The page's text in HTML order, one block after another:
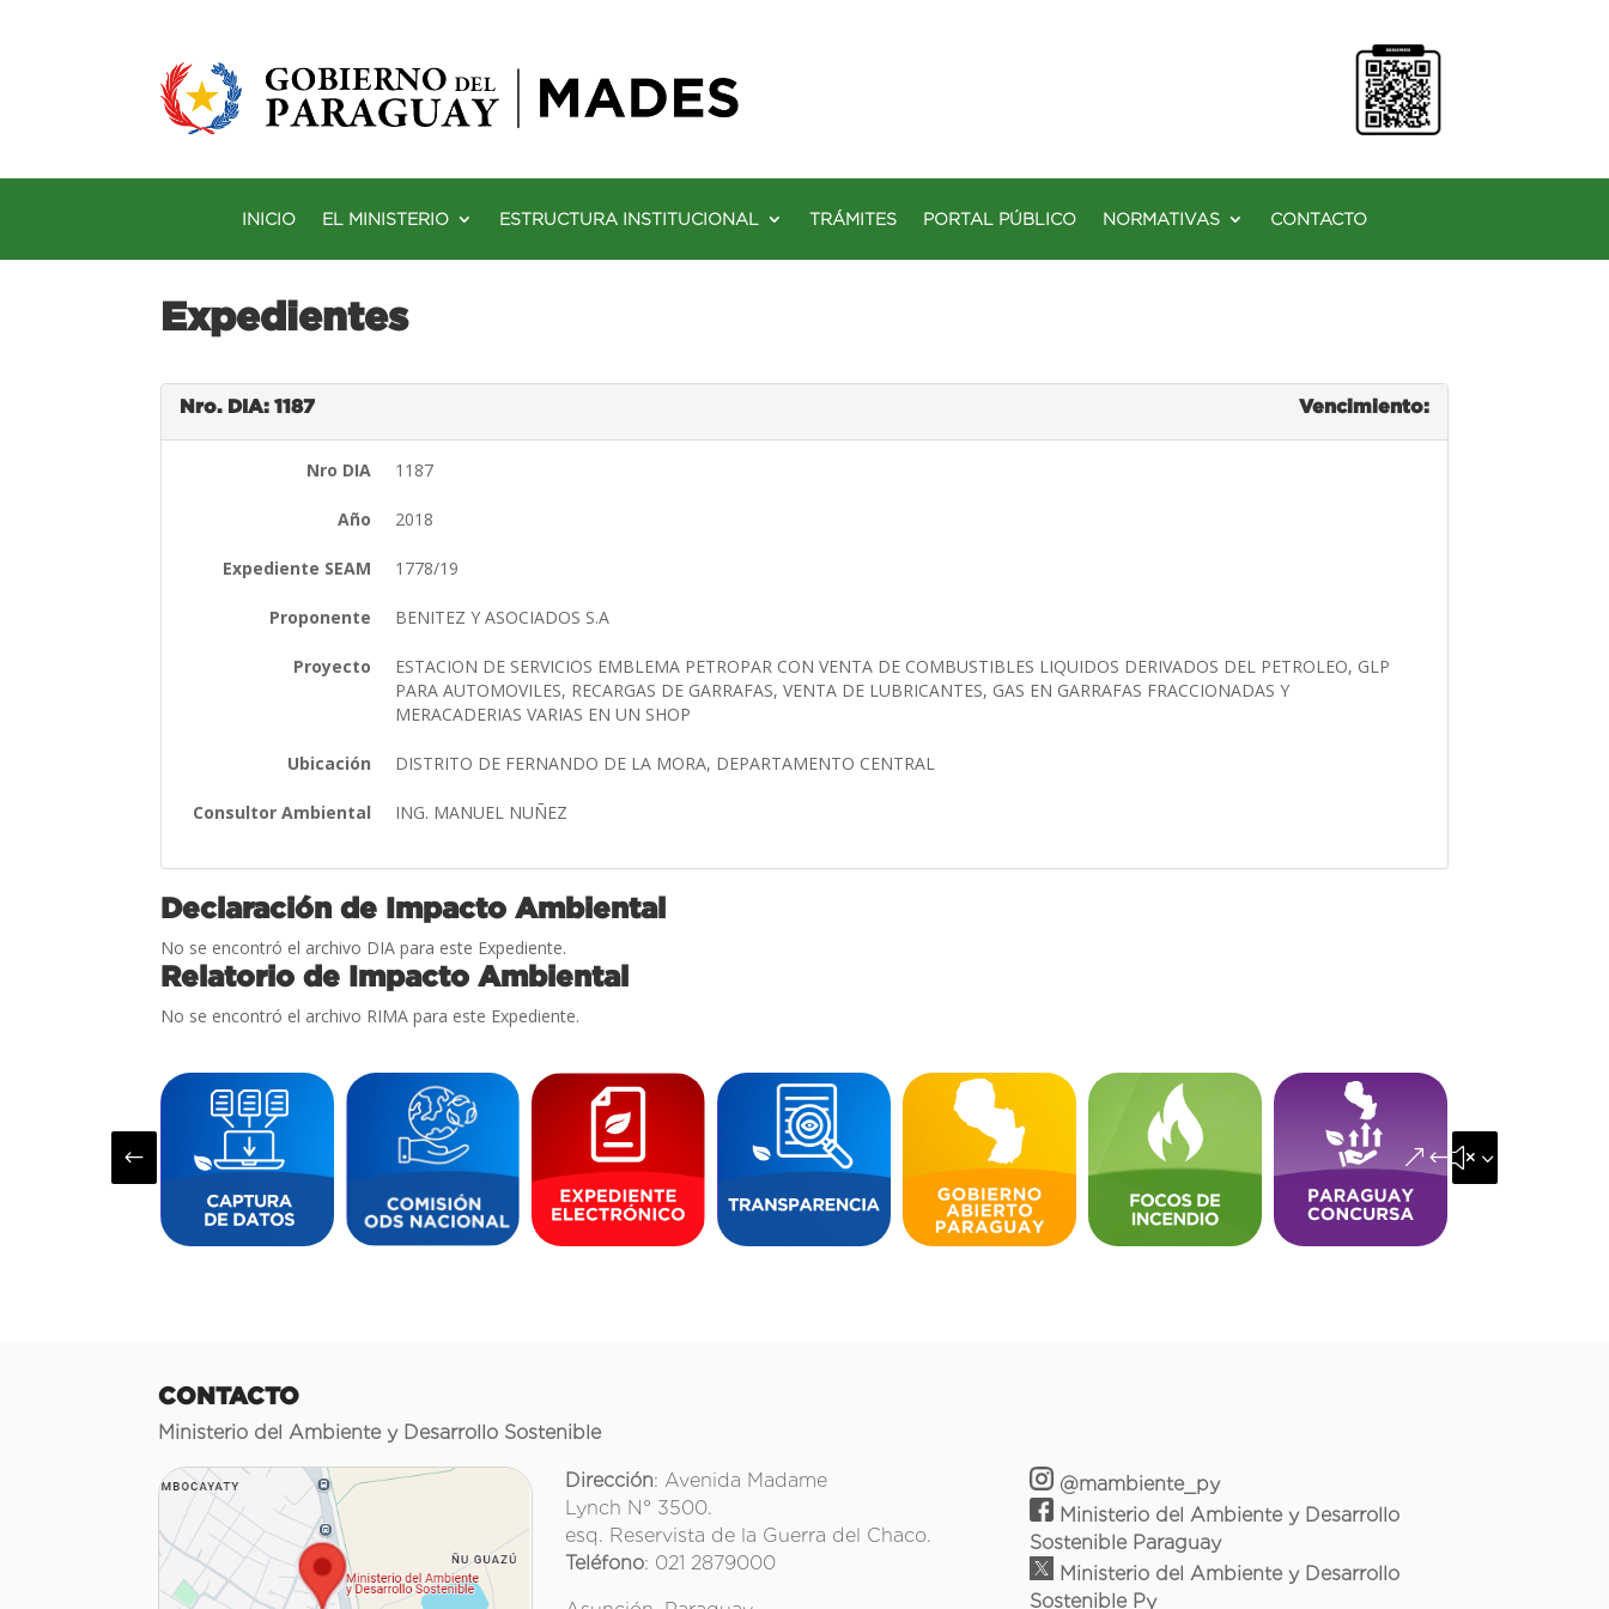
INICIO EL MINISTERIO ESTRUCTURA INSTITUCIONAL TRÁMITES PORTAL PÚBLICO NORMATIVAS CONTACTO
Expedientes
Nro. DIA: 1187 Vencimiento:
Nro DIA 1187
Año 2018
Expediente SEAM 1778/19
Proponente BENITEZ Y ASOCIADOS S.A
Proyecto
ESTACION DE SERVICIOS EMBLEMA PETROPAR CON VENTA DE COMBUSTIBLES LIQUIDOS DERIVADOS DEL PETROLEO, GLP
PARA AUTOMOVILES, RECARGAS DE GARRAFAS, VENTA DE LUBRICANTES, GAS EN GARRAFAS FRACCIONADAS Y
MERACADERIAS VARIAS EN UN SHOP
Ubicación DISTRITO DE FERNANDO DE LA MORA, DEPARTAMENTO CENTRAL
Consultor Ambiental ING. MANUEL NUÑEZ
Declaración de Impacto Ambiental
No se encontró el archivo DIA para este Expediente.
Relatorio de Impacto Ambiental
No se encontró el archivo RIMA para este Expediente.
# &#x35;
CONTACTO
Ministerio del Ambiente y Desarrollo Sostenible
Dirección: Avenida Madame
Lynch N° 3500.
esq. Reservista de la Guerra del Chaco.
Teléfono: 021 2879000
@mambiente_py
Ministerio del Ambiente y Desarrollo
Sostenible Paraguay
Ministerio del Ambiente y Desarrollo
Sostenible Py